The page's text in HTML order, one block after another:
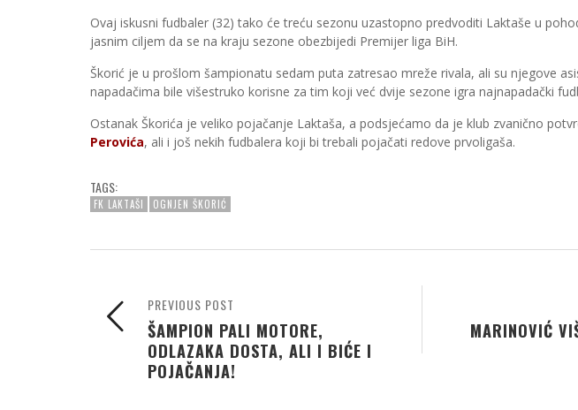
Ovaj iskusni fudbaler (32) tako će treću sezonu uzastopno predvoditi Laktaše u
jasnim ciljem da se na kraju sezone obezbijedi Premijer liga BiH.
Škorić je u prošlom šampionatu sedam puta zatresao mreže rivala, ali su njegove
napadačima bile višestruko korisne za tim koji već dvije sezone igra najnapadački
Ostanak Škorića je veliko pojačanje Laktaša, a podsjećamo da je klub zvanično
Perovića, ali i još nekih fudbalera koji bi trebali pojačati redove prvoligaša.
TAGS:
FK LAKTAŠI OGNJEN ŠKORIĆ
MARINOVIĆ
PREVIOUS POST
ŠAMPION PALI MOTORE,
ODLAZAKA DOSTA, ALI I BIĆE I
POJAČANJA!